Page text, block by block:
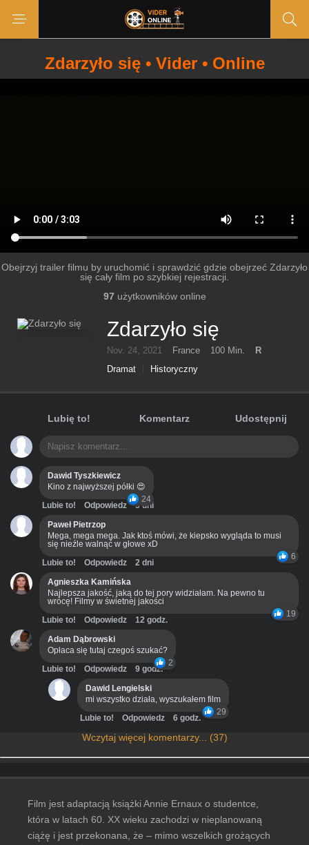
Zdarzyło się • Vider • Online
Obejrzyj trailer filmu by uruchomić i sprawdzić gdzie obejrzeć Zdarzyło
się cały film po szybkiej rejestracji.
97 użytkowników online
Zdarzyło się
Nov. 24, 2021 France 100 Min.
R
Dramat
Historyczny
Lubię to! Komentarz Udostępnij
Dawid Tyszkiewicz
Kino z najwyższej półki 😍
24
Lubie to! Odpowiedz
3 dni
Paweł Pietrzop
Mega, mega mega. Jak ktoś mówi, że kiepsko wygląda to musi
się nieźle walnąć w głowe xD
6
Lubie to! Odpowiedz
2 dni
Agnieszka Kamińska
Najlepsza jakość, jaką do tej pory widziałam. Na pewno tu
wrócę! Filmy w świetnej jakości
19
Lubie to! Odpowiedz
12 godz.
Adam Dąbrowski
Opłaca się tutaj czegoś szukać?
2
Lubie to! Odpowiedz
9 godz.
Dawid Lengielski
mi wszystko działa, wyszukałem film
29
Lubie to! Odpowiedz 6 godz.
Wczytaj więcej komentarzy... (37)
Film jest adaptacją książki Annie Ernaux o studentce,
która w latach 60. XX wieku zachodzi w nieplanowaną
ciążę i jest przekonana, że – mimo wszelkich grożących